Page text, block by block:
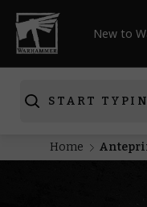
New to
START
Home